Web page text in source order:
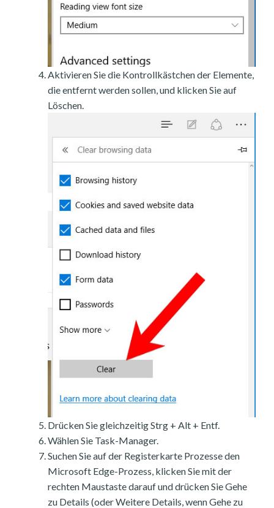
Aktivieren Sie die Kontrollkästchen der Elemente,
die entfernt werden sollen, und klicken Sie auf
Löschen.
Drücken Sie gleichzeitig Strg + Alt + Entf.
Wählen Sie Task-Manager.
Suchen Sie auf der Registerkarte Prozesse den
Microsoft Edge-Prozess, klicken Sie mit der
rechten Maustaste darauf und drücken Sie Gehe
zu Details (oder Weitere Details, wenn Gehe zu